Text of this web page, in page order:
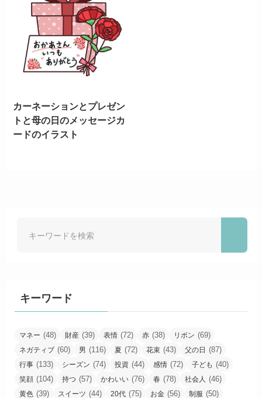
カーネーションとプレゼン
トと母の日のメッセージカ
ードのイラスト
キーワード
マネー (48) 財産 (39) 表情 (72) 赤 (38) リボン (69)
ネガティブ (60) 男 (116) 夏 (72) 花束 (43) 父の日 (87)
行事 (133) シーズン (74) 投資 (44) 感情 (72) 子ども (40)
笑顔 (104) 持つ (57) かわいい (76) 春 (78) 社会人 (46)
黄色 (39) スイーツ (44) 20代 (75) お金 (56) 制服 (50)